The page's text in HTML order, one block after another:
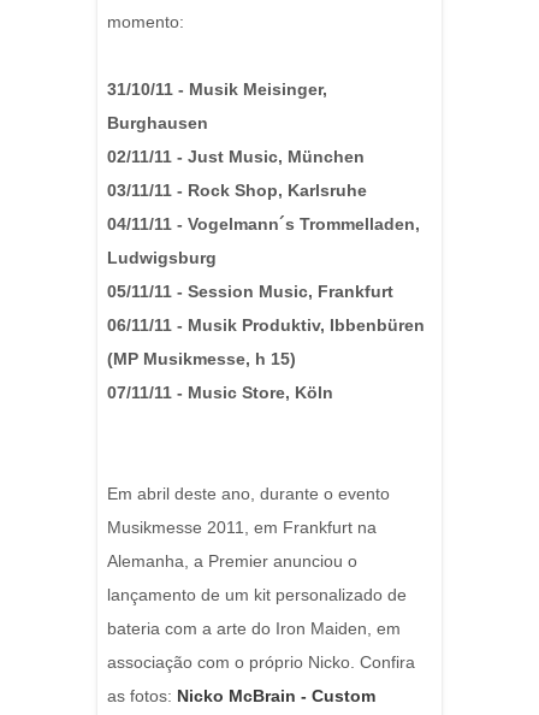
momento:
31/10/11 - Musik Meisinger,
Burghausen
02/11/11 - Just Music, München
03/11/11 - Rock Shop, Karlsruhe
04/11/11 - Vogelmann´s Trommelladen,
Ludwigsburg
05/11/11 - Session Music, Frankfurt
06/11/11 - Musik Produktiv, Ibbenbüren
(MP Musikmesse, h 15)
07/11/11 - Music Store, Köln
Em abril deste ano, durante o evento
Musikmesse 2011, em Frankfurt na
Alemanha, a Premier anunciou o
lançamento de um kit personalizado de
bateria com a arte do Iron Maiden, em
associação com o próprio Nicko. Confira
as fotos: Nicko McBrain - Custom